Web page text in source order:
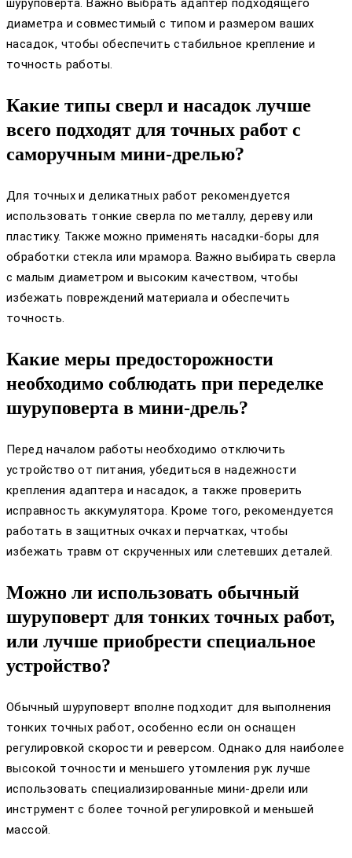
шуруповерта. Важно выбрать адаптер подходящего
диаметра и совместимый с типом и размером ваших
насадок, чтобы обеспечить стабильное крепление и
точность работы.
Какие типы сверл и насадок лучше
всего подходят для точных работ с
саморучным мини-дрелью?
Для точных и деликатных работ рекомендуется
использовать тонкие сверла по металлу, дереву или
пластику. Также можно применять насадки-боры для
обработки стекла или мрамора. Важно выбирать сверла
с малым диаметром и высоким качеством, чтобы
избежать повреждений материала и обеспечить
точность.
Какие меры предосторожности
необходимо соблюдать при переделке
шуруповерта в мини-дрель?
Перед началом работы необходимо отключить
устройство от питания, убедиться в надежности
крепления адаптера и насадок, а также проверить
исправность аккумулятора. Кроме того, рекомендуется
работать в защитных очках и перчатках, чтобы
избежать травм от скрученных или слетевших деталей.
Можно ли использовать обычный
шуруповерт для тонких точных работ,
или лучше приобрести специальное
устройство?
Обычный шуруповерт вполне подходит для выполнения
тонких точных работ, особенно если он оснащен
регулировкой скорости и реверсом. Однако для наиболее
высокой точности и меньшего утомления рук лучше
использовать специализированные мини-дрели или
инструмент с более точной регулировкой и меньшей
массой.